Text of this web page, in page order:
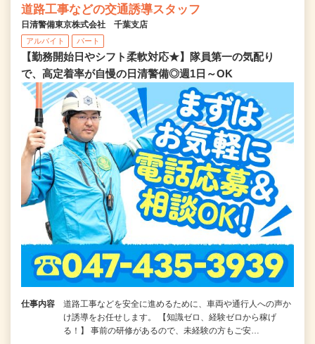
道路工事などの交通誘導スタッフ
日清警備東京株式会社 千葉支店
アルバイト パート
【勤務開始日やシフト柔軟対応★】隊員第一の気配り
で、高定着率が自慢の日清警備◎週1日～OK
仕事内容
道路工事などを安全に進めるために、車両や通行人への声か
け誘導をお任せします。 【知識ゼロ、経験ゼロから稼げ
る！】 事前の研修があるので、未経験の方もご安…